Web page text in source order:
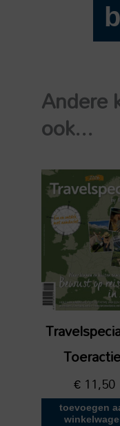
2025-
Andere
ook...
€11,50
toevoegen